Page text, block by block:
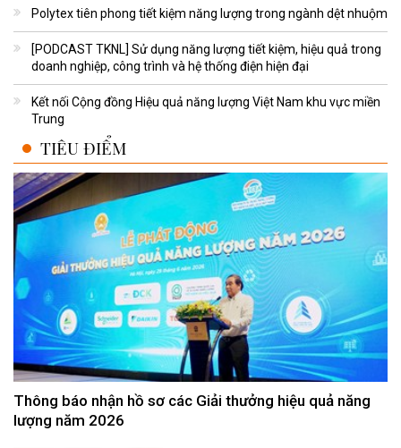
Polytex tiên phong tiết kiệm năng lượng trong ngành dệt nhuộm
[PODCAST TKNL] Sử dụng năng lượng tiết kiệm, hiệu quả trong
doanh nghiệp, công trình và hệ thống điện hiện đại
Kết nối Cộng đồng Hiệu quả năng lượng Việt Nam khu vực miền
Trung
TIÊU ĐIỂM
Thông báo nhận hồ sơ các Giải thưởng hiệu quả năng
lượng năm 2026